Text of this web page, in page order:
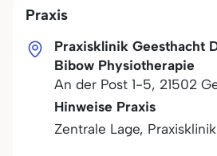
Praxis
Praxisklinik Geesthacht
Bibow Physiotherapie
An der Post 1-5, 21502
Hinweise Praxis
Zentrale Lage,